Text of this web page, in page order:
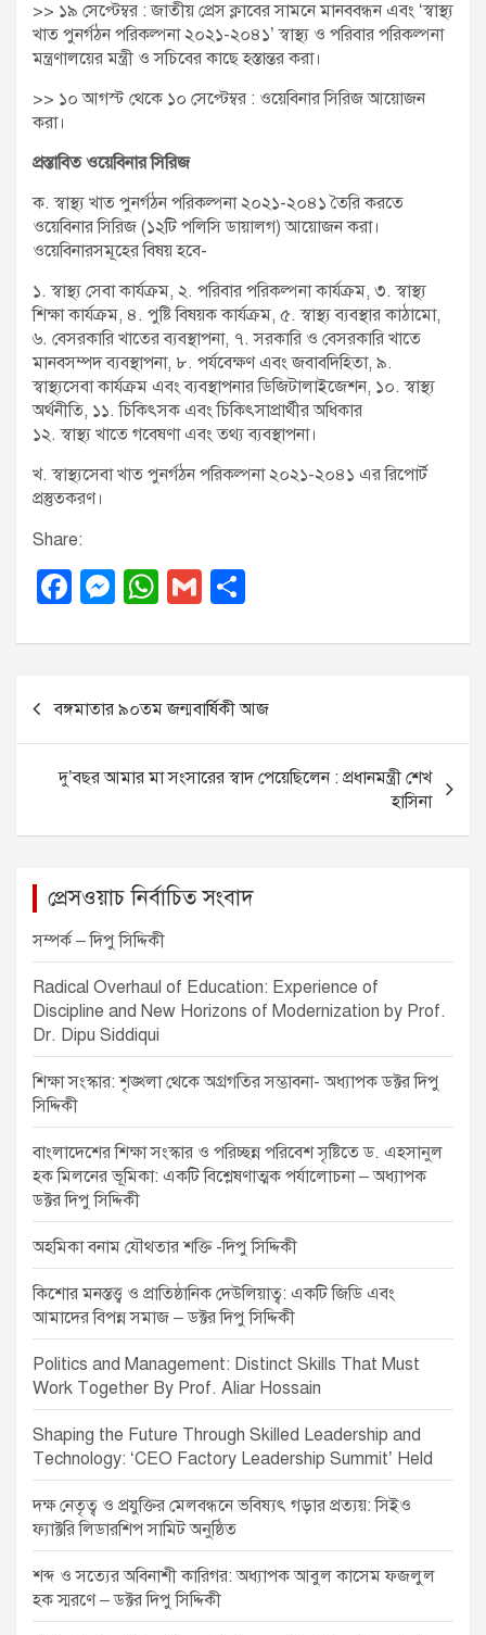
>> ১৯ সেপ্টেম্বর : জাতীয় প্রেস ক্লাবের সামনে মানববন্ধন এবং ‘স্বাস্থ্য
খাত পুনর্গঠন পরিকল্পনা ২০২১-২০৪১’ স্বাস্থ্য ও পরিবার পরিকল্পনা
মন্ত্রণালয়ের মন্ত্রী ও সচিবের কাছে হস্তান্তর করা।
>> ১০ আগস্ট থেকে ১০ সেপ্টেম্বর : ওয়েবিনার সিরিজ আয়োজন
করা।
প্রস্তাবিত ওয়েবিনার সিরিজ
ক. স্বাস্থ্য খাত পুনর্গঠন পরিকল্পনা ২০২১-২০৪১ তৈরি করতে
ওয়েবিনার সিরিজ (১২টি পলিসি ডায়ালগ) আয়োজন করা।
ওয়েবিনারসমূহের বিষয় হবে-
১. স্বাস্থ্য সেবা কার্যক্রম, ২. পরিবার পরিকল্পনা কার্যক্রম, ৩. স্বাস্থ্য
শিক্ষা কার্যক্রম, ৪. পুষ্টি বিষয়ক কার্যক্রম, ৫. স্বাস্থ্য ব্যবস্থার কাঠামো,
৬. বেসরকারি খাতের ব্যবস্থাপনা, ৭. সরকারি ও বেসরকারি খাতে
মানবসম্পদ ব্যবস্থাপনা, ৮. পর্যবেক্ষণ এবং জবাবদিহিতা, ৯.
স্বাস্থ্যসেবা কার্যক্রম এবং ব্যবস্থাপনার ডিজিটালাইজেশন, ১০. স্বাস্থ্য
অর্থনীতি, ১১. চিকিৎসক এবং চিকিৎসাপ্রার্থীর অধিকার
১২. স্বাস্থ্য খাতে গবেষণা এবং তথ্য ব্যবস্থাপনা।
খ. স্বাস্থ্যসেবা খাত পুনর্গঠন পরিকল্পনা ২০২১-২০৪১ এর রিপোর্ট
প্রস্তুতকরণ।
Share:
F
c
e
b
o
o
k
M
ss
n
g
er
W
at
A
p
p
G
ail ar
e
n
বঙ্গমাতার ৯০তম জন্মবার্ষিকী আজ
দু’বছর আমার মা সংসারের স্বাদ পেয়েছিলেন : প্রধানমন্ত্রী শেখ
হাসিনা
প্রেসওয়াচ নির্বাচিত সংবাদ
সম্পর্ক – দিপু সিদ্দিকী
Radical Overhaul of Education: Experience of
Discipline and New Horizons of Modernization by Prof.
Dr. Dipu Siddiqui
শিক্ষা সংস্কার: শৃঙ্খলা থেকে অগ্রগতির সম্ভাবনা- অধ্যাপক ডক্টর দিপু
সিদ্দিকী
বাংলাদেশের শিক্ষা সংস্কার ও পরিচ্ছন্ন পরিবেশ সৃষ্টিতে ড. এহসানুল
হক মিলনের ভূমিকা: একটি বিশ্লেষণাত্মক পর্যালোচনা – অধ্যাপক
ডক্টর দিপু সিদ্দিকী
অহমিকা বনাম যৌথতার শক্তি -দিপু সিদ্দিকী
কিশোর মনস্তত্ত্ব ও প্রাতিষ্ঠানিক দেউলিয়াত্ব: একটি জিডি এবং
আমাদের বিপন্ন সমাজ – ডক্টর দিপু সিদ্দিকী
Politics and Management: Distinct Skills That Must
Work Together By Prof. Aliar Hossain
Shaping the Future Through Skilled Leadership and
Technology: ‘CEO Factory Leadership Summit’ Held
দক্ষ নেতৃত্ব ও প্রযুক্তির মেলবন্ধনে ভবিষ্যৎ গড়ার প্রত্যয়: সিইও
ফ্যাক্টরি লিডারশিপ সামিট অনুষ্ঠিত
শব্দ ও সত্যের অবিনাশী কারিগর: অধ্যাপক আবুল কাসেম ফজলুল
হক স্মরণে – ডক্টর দিপু সিদ্দিকী